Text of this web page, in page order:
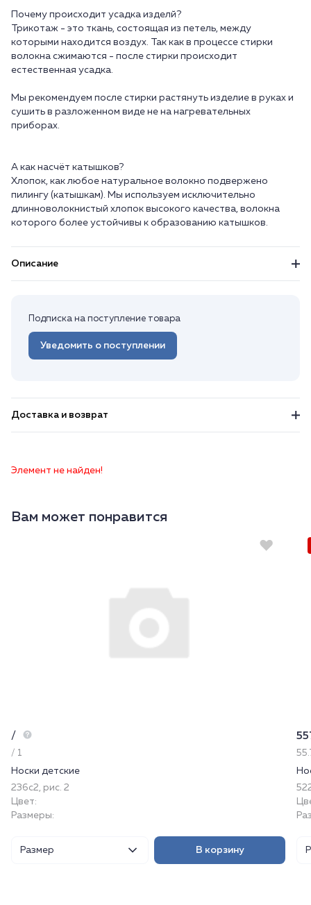
Почему происходит усадка изделй?
Трикотаж - это ткань, состоящая из петель, между
которыми находится воздух. Так как в процессе стирки
волокна сжимаются - после стирки происходит
естественная усадка.
Мы рекомендуем после стирки растянуть изделие в руках и
сушить в разложенном виде не на нагревательных
приборах.
А как насчёт катышков?
Хлопок, как любое натуральное волокно подвержено
пилингу (катышкам). Мы используем исключительно
длинноволокнистый хлопок высокого качества, волокна
Описание
Подписка на поступление товара
Уведомить о поступлении
Доставка и возврат
Элемент не найден!
Вам может понравится
/
/ 1
Носки детские
236с2, рис. 2
Цвет:
Размеры:
Размер В корзину